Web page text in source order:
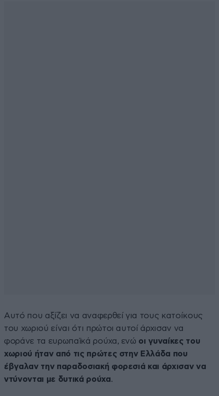
Αυτό που αξίζει να αναφερθεί για τους κατοίκους
του χωριού είναι ότι πρώτοι αυτοί άρχισαν να
φοράνε τα ευρωπαϊκά ρούχα, ενώ οι γυναίκες του
χωριού ήταν από τις πρώτες στην Ελλάδα που
έβγαλαν την παραδοσιακή φορεσιά και άρχισαν να
ντύνονται με δυτικά ρούχα.